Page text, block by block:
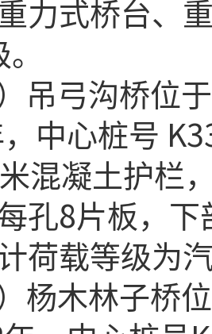
力式桥台、
吊弓沟桥位
中心桩号
米混凝土护栏
孔8片板，下
荷载等级为
杨木林子桥